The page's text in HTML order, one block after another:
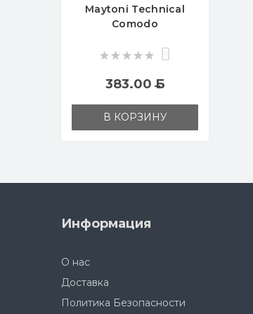
Maytoni Technical
Comodo
383.00Б
В КОРЗИНУ
Информация
О нас
Доставка
Политика Безопасности